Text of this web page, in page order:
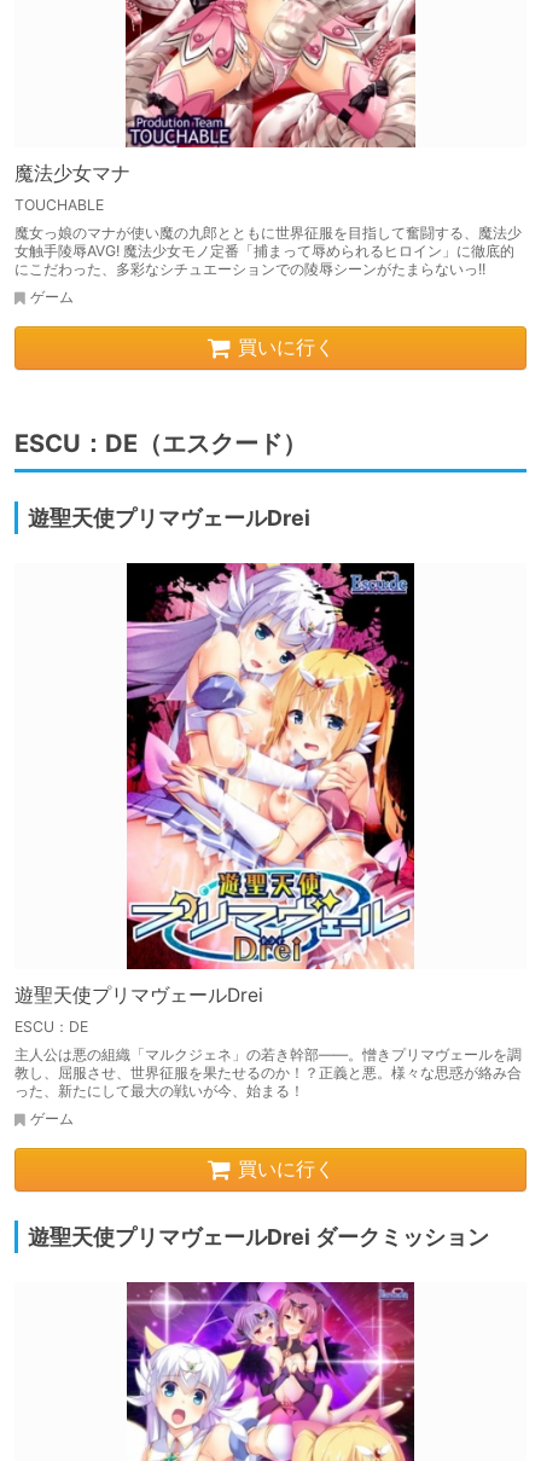
魔法少女マナ
TOUCHABLE
魔女っ娘のマナが使い魔の九郎とともに世界征服を目指して奮闘する、魔法少
女触手陵辱AVG! 魔法少女モノ定番「捕まって辱められるヒロイン」に徹底的
にこだわった、多彩なシチュエーションでの陵辱シーンがたまらないっ!!
ゲーム
買いに行く
ESCU：DE（エスクード）
遊聖天使プリマヴェールDrei
遊聖天使プリマヴェールDrei
ESCU：DE
主人公は悪の組織「マルクジェネ」の若き幹部――。憎きプリマヴェールを調
教し、屈服させ、世界征服を果たせるのか！？正義と悪。様々な思惑が絡み合
った、新たにして最大の戦いが今、始まる！
ゲーム
買いに行く
遊聖天使プリマヴェールDrei ダークミッション